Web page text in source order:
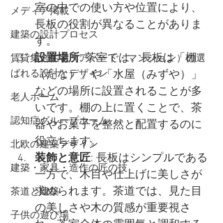
メディア掲載
建築の設計プロセス
賃貸集合住宅（アパート・マンション）の選
ばれる設計とデザイン
老人ホーム
認知症グループホーム
北欧の建築デザイン
建築・家具・造作の匠の技
茶道と建築
子供の遊び場
室の中での使い方や位置により、
長板の役割が異なることがありま
す。
設置場所: 茶室では、長板は「棚
（たな）」や「水屋（みずや）」
などの場所に設置されることが多
いです。棚の上に置くことで、茶
器やお菓子を整然と配置するのに
役立ちます。
装飾と意匠: 長板はシンプルである
一方で、木目や仕上げに美しさが
求められます。茶道では、見た目
の美しさや木の質感が重要視さ